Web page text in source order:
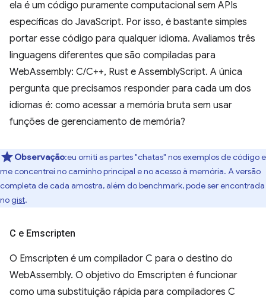
ela é um código puramente computacional sem APIs
específicas do JavaScript. Por isso, é bastante simples
portar esse código para qualquer idioma. Avaliamos três
linguagens diferentes que são compiladas para
WebAssembly: C/C++, Rust e AssemblyScript. A única
pergunta que precisamos responder para cada um dos
idiomas é: como acessar a memória bruta sem usar
funções de gerenciamento de memória?
Observação:eu omiti as partes "chatas" nos exemplos de código e
me concentrei no caminho principal e no acesso à memória. A versão
completa de cada amostra, além do benchmark, pode ser encontrada
nogist.
C e Emscripten
O Emscripten é um compilador C para o destino do
WebAssembly. O objetivo do Emscripten é funcionar
como uma substituição rápida para compiladores C